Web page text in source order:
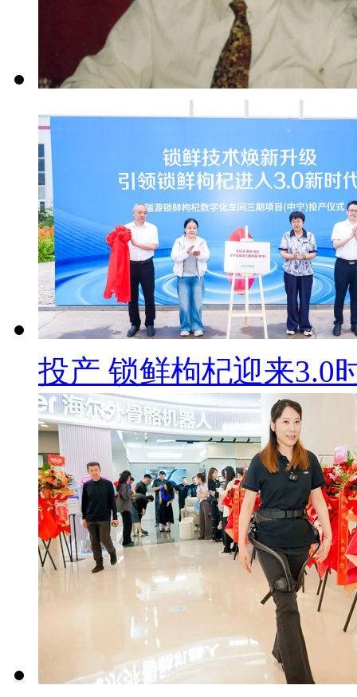
投产 锁鲜枸杞迎来3.0